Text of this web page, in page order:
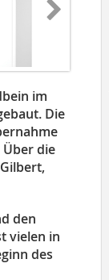
im
Die
die
den
vielen in
des